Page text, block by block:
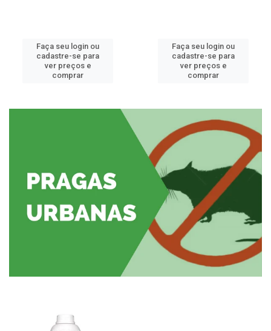
Faça seu login ou
cadastre-se para
ver preços e
comprar
Faça seu login ou
cadastre-se para
ver preços e
comprar